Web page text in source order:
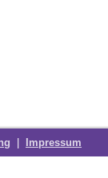
Impressum